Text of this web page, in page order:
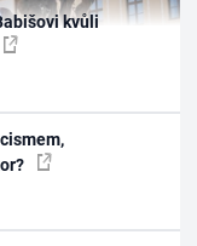
kvůli